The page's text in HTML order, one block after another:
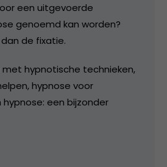
een uitgevoerde
genoemd kan worden?
de fixatie.
hypnotische technieken,
hypnose voor
een bijzonder